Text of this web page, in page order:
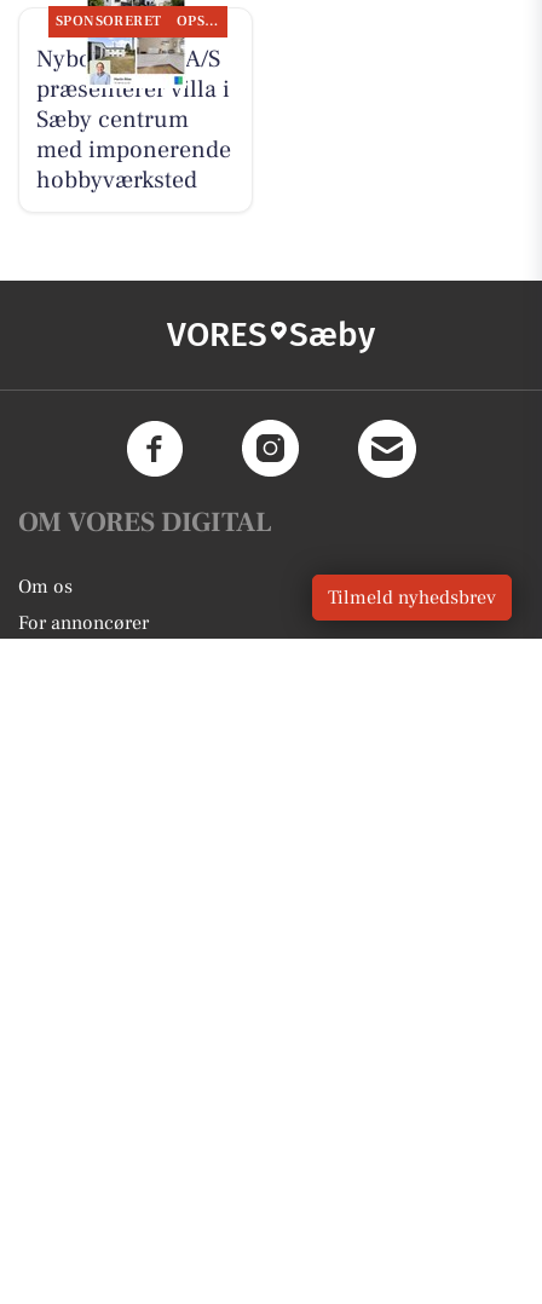
SPONSORERET OPSLAGSTAVLEN
Nybolig Sæby A/S
præsenterer villa i
Sæby centrum
med imponerende
hobbyværksted
VORES Sæby
OM VORES DIGITAL
Om os
For annoncører
Tilmeld nyhedsbrev